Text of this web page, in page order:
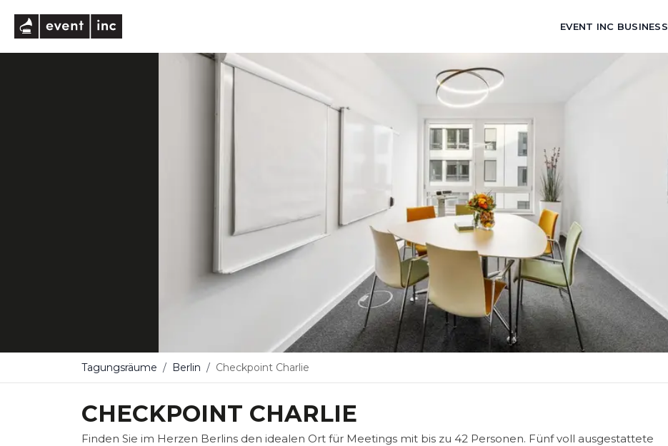
EVENT INC BUSINESS
Tagungsräume Berlin Checkpoint Charlie
CHECKPOINT CHARLIE
Finden Sie im Herzen Berlins den idealen Ort für Meetings mit bis zu 42 Personen. Fünf voll ausgestattete